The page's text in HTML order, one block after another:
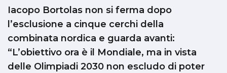
Iacopo Bortolas non si ferma dopo
l’esclusione a cinque cerchi della
combinata nordica e guarda avanti:
“L’obiettivo ora è il Mondiale, ma in vista
delle Olimpiadi 2030 non escludo di poter